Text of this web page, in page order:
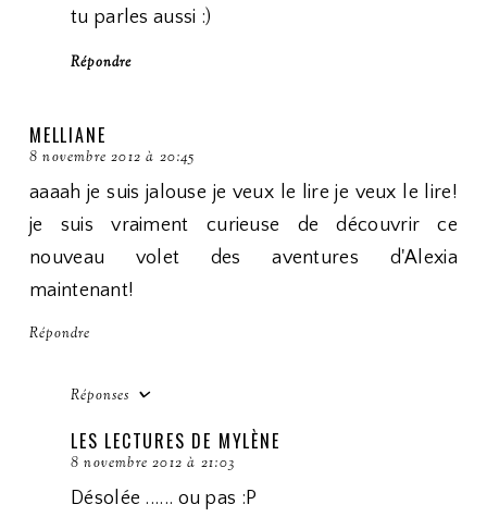
tu parles aussi :)
Répondre
MELLIANE
8 novembre 2012 à 20:45
aaaah je suis jalouse je veux le lire je veux le lire!
je suis vraiment curieuse de découvrir ce
nouveau volet des aventures d'Alexia
maintenant!
Répondre
Réponses
LES LECTURES DE MYLÈNE
8 novembre 2012 à 21:03
Désolée ...... ou pas :P